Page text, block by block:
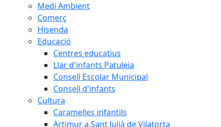
Medi Ambient
Comerç
Hisenda
Educació
Centres educatius
Llar d'infants Patuleia
Consell Escolar Municipal
Consell d'infants
Cultura
Caramelles infantils
Artimur a Sant Julià de Vilatorta